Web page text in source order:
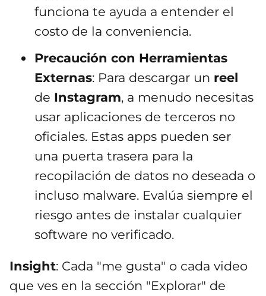
funciona te ayuda a entender el
costo de la conveniencia.
Precaución con Herramientas
Externas: Para descargar un reel
de Instagram, a menudo necesitas
usar aplicaciones de terceros no
oficiales. Estas apps pueden ser
una puerta trasera para la
recopilación de datos no deseada o
incluso malware. Evalúa siempre el
riesgo antes de instalar cualquier
software no verificado.
Insight: Cada "me gusta" o cada video
que ves en la sección "Explorar" de